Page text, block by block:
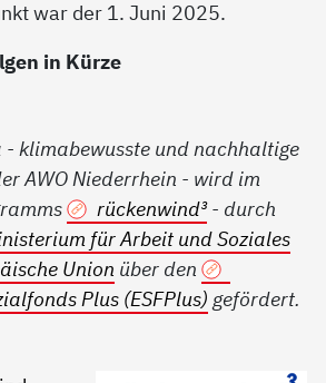
war der 1. Juni 2025.
in Kürze
- klimabewusste und nachhaltige
AWO Niederrhein - wird im
rückenwind³- durch
für Arbeit und Soziales
Union über den
Plus (ESFPlus) gefördert.